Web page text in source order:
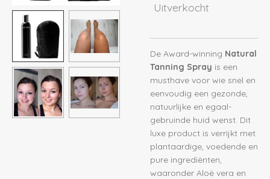
Uitverkocht
De Award-winning Natural
Tanning Spray is een
musthave voor wie snel en
eenvoudig een gezonde,
natuurlijke en egaal-
gebruinde huid wenst. Dit
luxe product is verrijkt met
plantaardige, voedende en
pure ingrediënten,
waaronder Aloë vera en